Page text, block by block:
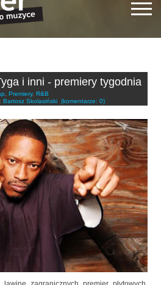
i inni - premiery tygodnia
, Premiery, R&B
Bartosz Skolasiński (komentarze: 0)